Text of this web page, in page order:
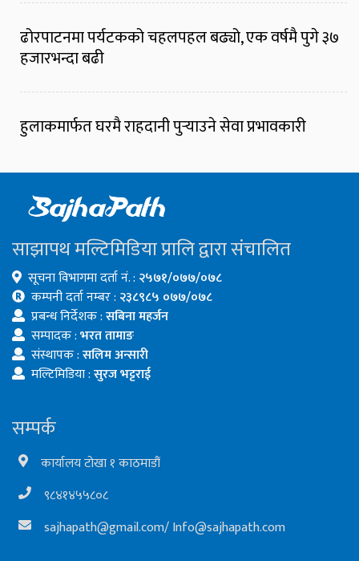
ढोरपाटनमा पर्यटकको चहलपहल बढ्यो, एक वर्षमै पुगे ३७
हजारभन्दा बढी
हुलाकमार्फत घरमै राहदानी पुर्‍याउने सेवा प्रभावकारी
साझापथ मल्टिमिडिया प्रालि द्वारा संचालित
सूचना विभागमा दर्ता नं. : २५७१/०७७/०७८
कम्पनी दर्ता नम्बर : २३८९८५ ०७७/०७८
प्रबन्ध निर्देशक :सबिना महर्जन
सम्पादक :भरत तामाङ
संस्थापक :सलिम अन्सारी
मल्टिमिडिया :सुरज भट्टराई
सम्पर्क
कार्यालय टोखा १ काठमाडौं
९८४१४५५८०८
sajhapath@gmail.com/Info@sajhapath.com